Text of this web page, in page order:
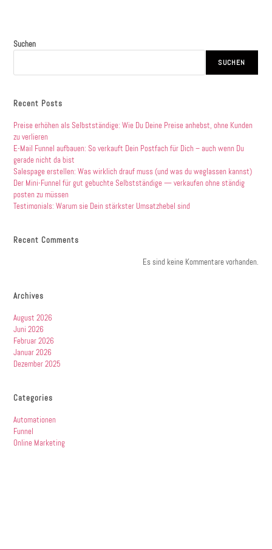
Suchen
SUCHEN
Recent Posts
Preise erhöhen als Selbstständige: Wie Du Deine Preise anhebst, ohne Kunden
zu verlieren
E-Mail Funnel aufbauen: So verkauft Dein Postfach für Dich – auch wenn Du
gerade nicht da bist
Salespage erstellen: Was wirklich drauf muss (und was du weglassen kannst)
Der Mini-Funnel für gut gebuchte Selbstständige — verkaufen ohne ständig
posten zu müssen
Testimonials: Warum sie Dein stärkster Umsatzhebel sind
Recent Comments
Es sind keine Kommentare vorhanden.
Archives
August 2026
Juni 2026
Februar 2026
Januar 2026
Dezember 2025
Categories
Automationen
Funnel
Online Marketing